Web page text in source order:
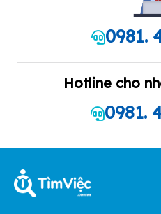
0981.
Hotline cho
0981.